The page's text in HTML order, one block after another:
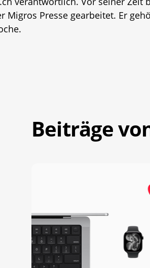
Migros Presse gearbeitet. Er
Beiträge